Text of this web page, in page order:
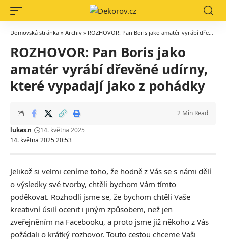
Domovská stránka » Archiv » ROZHOVOR: Pan Boris jako amatér vyrábí dřevěné udírny, které vypadají jako z pohádky
ROZHOVOR: Pan Boris jako
amatér vyrábí dřevěné udírny,
které vypadají jako z pohádky
14. května 2025 20:53
lukas.n 14. května 2025
2 Min Read
Jelikož si velmi ceníme toho, že hodně z Vás se s námi dělí
o výsledky své tvorby, chtěli bychom Vám tímto
poděkovat. Rozhodli jsme se, že bychom chtěli Vaše
kreativní úsilí ocenit i jiným způsobem, než jen
zveřejněním na Facebooku, a proto jsme již někoho z Vás
požádali o krátký rozhovor. Touto cestou chceme Vaši